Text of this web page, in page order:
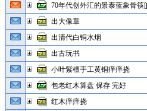
70年代创外汇的景泰蓝象骨筷[
出大像章
出清代白铜水烟
出古玩书
小叶紫檀手工黄铜痒痒挠
包老红木算盘 保存 完好
红木痒痒挠